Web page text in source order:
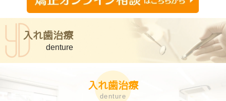
入れ歯治療
denture
入れ歯治療
denture